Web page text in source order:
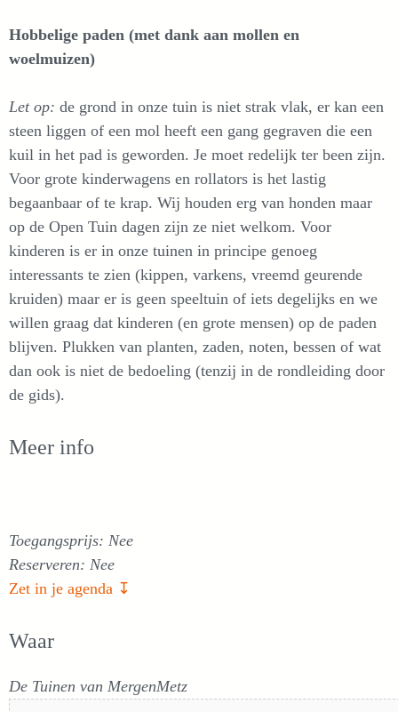
Hobbelige paden (met dank aan mollen en
woelmuizen)
Let op: de grond in onze tuin is niet strak vlak, er kan een
steen liggen of een mol heeft een gang gegraven die een
kuil in het pad is geworden. Je moet redelijk ter been zijn.
Voor grote kinderwagens en rollators is het lastig
begaanbaar of te krap. Wij houden erg van honden maar
op de Open Tuin dagen zijn ze niet welkom. Voor
kinderen is er in onze tuinen in principe genoeg
interessants te zien (kippen, varkens, vreemd geurende
kruiden) maar er is geen speeltuin of iets degelijks en we
willen graag dat kinderen (en grote mensen) op de paden
blijven. Plukken van planten, zaden, noten, bessen of wat
dan ook is niet de bedoeling (tenzij in de rondleiding door
de gids).
Meer info
Toegangsprijs: Nee
Reserveren: Nee
Zet in je agenda ↧
Waar
De Tuinen van MergenMetz